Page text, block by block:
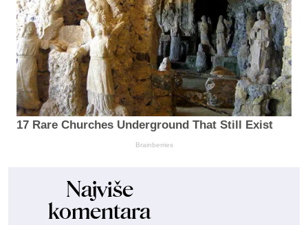
17 Rare Churches Underground That Still Exist
Brainberries
Najviše
komentara